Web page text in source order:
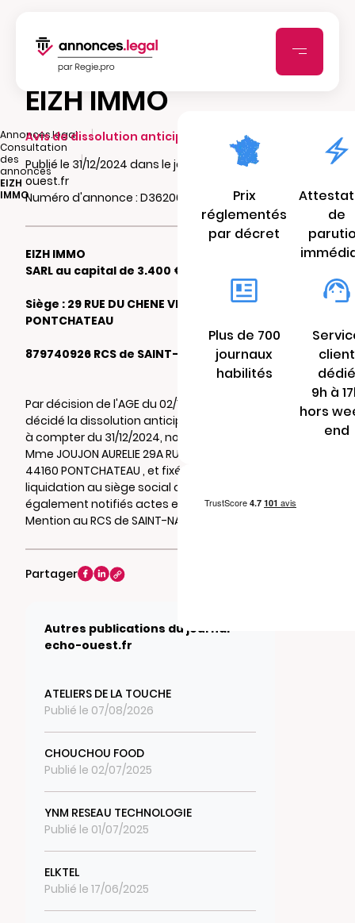
Annonces.legal
|
Consultation
des
annonces
|
EIZH
IMMO
EIZH IMMO
Avis de dissolution anticipée
Publié le 31/12/2024 dans le journal echo-
ouest.fr
Numéro d'annonce : D362000332jes
EIZH IMMO
SARL au capital de 3.400 €
Siège : 29 RUE DU CHENE VERT 44160
PONTCHATEAU
879740926 RCS de SAINT-NAZAIRE
Par décision de l'AGE du 02/12/2024, il a été
décidé la dissolution anticipée de la société
à compter du 31/12/2024, nommé liquidateur
Mme JOUJON AURELIE 29A RUE DU CHENE VERT
44160 PONTCHATEAU , et fixé le siège de
liquidation au siège social où seront
également notifiés actes et documents.
Mention au RCS de SAINT-NAZAIRE.
Partager
Autres publications du journal
echo-ouest.fr
ATELIERS DE LA TOUCHE
Publié le 07/08/2026
CHOUCHOU FOOD
Publié le 02/07/2025
YNM RESEAU TECHNOLOGIE
Publié le 01/07/2025
ELKTEL
Publié le 17/06/2025
Prix
réglementés
par décret
de
Plus de 700
journaux
habilités
client
dédié
9h à
hors
end